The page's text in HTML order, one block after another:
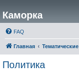
Каморка
FAQ
Главная Тематические
Политика